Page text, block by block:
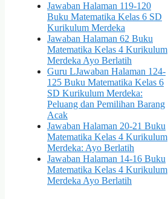
Jawaban Halaman 119-120
Buku Matematika Kelas 6 SD
Kurikulum Merdeka
Jawaban Halaman 62 Buku
Matematika Kelas 4 Kurikulum
Merdeka Ayo Berlatih
Guru LJawaban Halaman 124-
125 Buku Matematika Kelas 6
SD Kurikulum Merdeka:
Peluang dan Pemilihan Barang
Acak
Jawaban Halaman 20-21 Buku
Matematika Kelas 4 Kurikulum
Merdeka: Ayo Berlatih
Jawaban Halaman 14-16 Buku
Matematika Kelas 4 Kurikulum
Merdeka Ayo Berlatih